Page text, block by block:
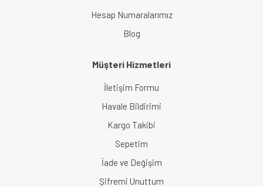
Hesap Numaralarımız
Blog
Müşteri Hizmetleri
İletişim Formu
Havale Bildirimi
Kargo Takibi
Sepetim
İade ve Değişim
Şifremi Unuttum